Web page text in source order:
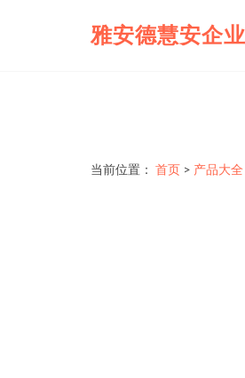
雅安德慧安企
当前位置： 首页 > 产品大全